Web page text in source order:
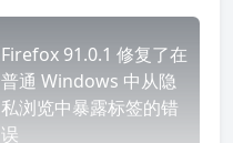
Firefox 91.0.1 修复了在
普通 Windows 中从隐
私浏览中暴露标签的错
误